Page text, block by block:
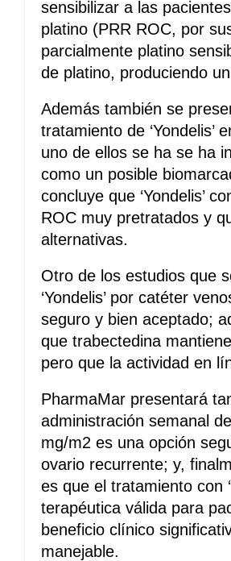
sensibilizar a las
platino (PRR ROC, por
parcialmente platino
de platino, produciendo
Además también se
tratamiento de
uno de ellos se ha se ha
como un posible
concluye que ‘Yondelis’
ROC muy pretratados y
alternativas.
Otro de los estudios que
‘Yondelis’ por catéter
seguro y bien aceptado;
que trabectedina
pero que la actividad en
PharmaMar presentará
administración semanal
mg/m2 es una opción
ovario recurrente; y,
es que el tratamiento con
terapéutica válida para
beneficio clínico
manejable.